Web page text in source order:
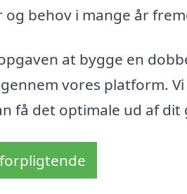
behov i mange år
at bygge en
vores platform.
få det optimale ud af